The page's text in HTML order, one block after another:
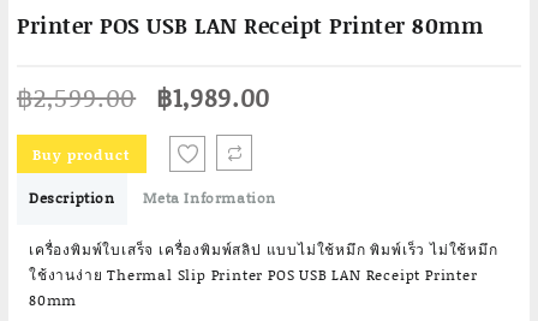
Printer POS USB LAN Receipt Printer 80mm
฿2,599.00 Original
price
was:
฿2,599.00.
฿1,989.00
Buy product
Description Meta Information
เครื่องพิมพ์ใบเสร็จ เครื่องพิมพ์สลิป แบบไม่ใช้หมึก พิมพ์เร็ว ไม่ใช้หมึก
ใช้งานง่าย Thermal Slip Printer POS USB LAN Receipt Printer
80mm